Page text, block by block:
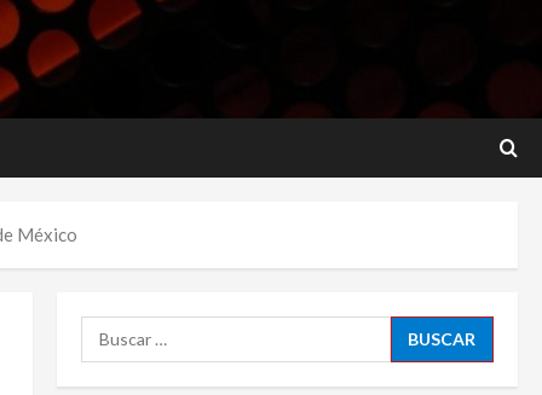
México
Buscar:
buscado por Interpol
obstrucción en el caso